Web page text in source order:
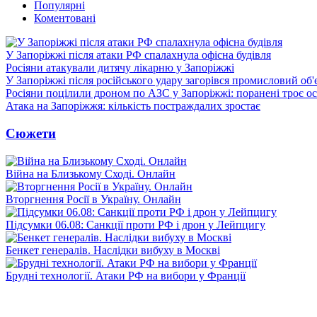
Популярні
Коментовані
У Запоріжжі після атаки РФ спалахнула офісна будівля
Росіяни атакували дитячу лікарню у Запоріжжі
У Запоріжжі після російського удару загорівся промисловий
Росіяни поцілили дроном по АЗС у Запоріжжі: поранені троє
Атака на Запоріжжя: кількість постраждалих зростає
Сюжети
Війна на Близькому Сході. Онлайн
Вторгнення Росії в Україну. Онлайн
Підсумки 06.08: Санкції проти РФ і дрон у Лейпцигу
Бенкет генералів. Наслідки вибуху в Москві
Брудні технології. Атаки РФ на вибори у Франції